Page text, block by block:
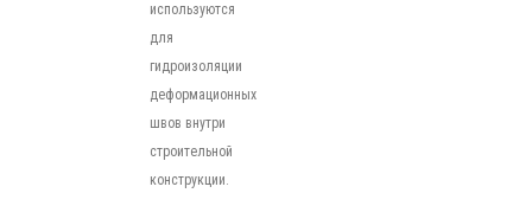
используются
для
гидроизоляции
деформационных
швов внутри
строительной
конструкции.